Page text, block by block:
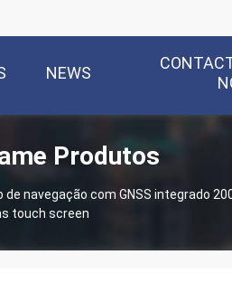
NEWS
Produtos
navegação com GNSS integrado
touch screen